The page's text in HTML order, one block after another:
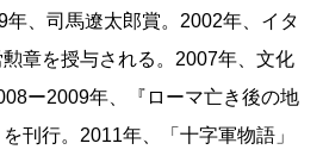
年、司馬遼太郎賞。2002年、イタ
章を授与される。2007年、文化
ー2009年、『ローマ亡き後の地
刊行。2011年、「十字軍物語」